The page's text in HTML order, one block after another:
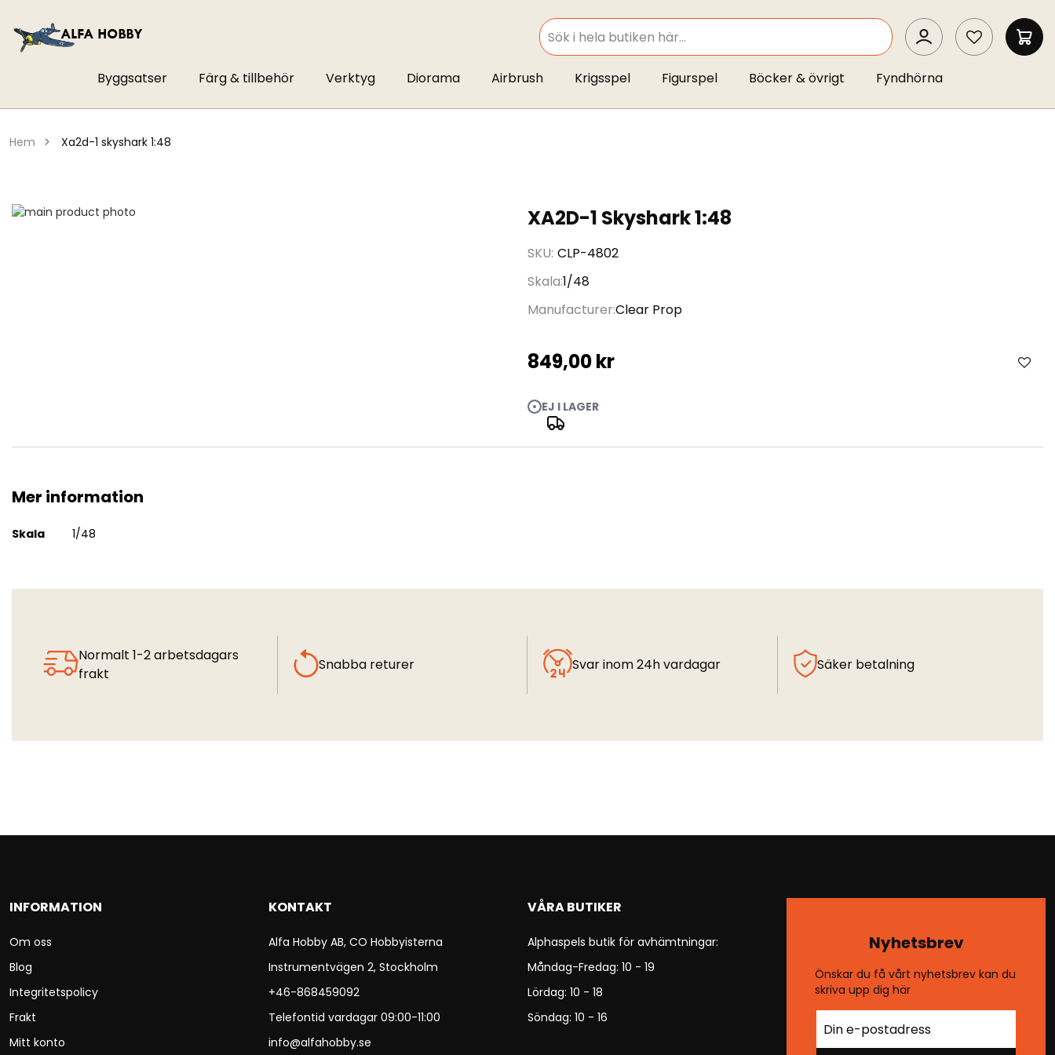
SEARCH
SEARCH
MIN
Byggsatser Färg & tillbehör Verktyg Diorama Airbrush Krigsspel Figurspel Böcker & övrigt Fyndhörna
hem xa2d-1 skyshark 1:48
XA2D-1 Skyshark 1:48
SKU CLP-4802
Skala1/48
ManufacturerClear Prop
849,00 kr
EJ I LAGER
Hoppa
Mer information
Mer
Skala 1/48
Normalt 1-2 arbetsdagars
frakt
Snabba returer Svar inom 24h vardagar Säker betalning
INFORMATION
Om oss
Blog
Integritetspolicy
Frakt
Mitt konto
KONTAKT
Alfa Hobby AB, CO Hobbyisterna
Instrumentvägen 2, Stockholm
+46-868459092
Telefontid vardagar 09:00-11:00
info@alfahobby.se
VÅRA BUTIKER
Alphaspels butik för avhämtningar:
Måndag-Fredag: 10 - 19
Lördag: 10 - 18
Söndag: 10 - 16
Nyhetsbrev
Önskar du få vårt nyhetsbrev kan du
skriva upp dig här